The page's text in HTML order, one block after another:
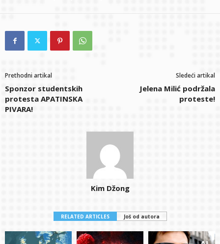
Prethodni artikal
Sponzor studentskih
protesta APATINSKA
PIVARA!
Sledeći artikal
Jelena Milić podržala
proteste!
Kim Džong
RELATED ARTICLES Još od autora